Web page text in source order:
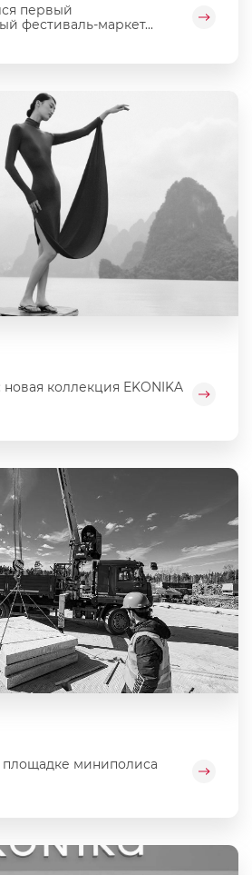
первый
фестиваль‑маркет...
коллекция EKONIKA
площадке миниполиса